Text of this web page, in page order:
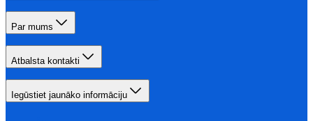
Par mums
Atbalsta kontakti
Iegūstiet jaunāko informāciju